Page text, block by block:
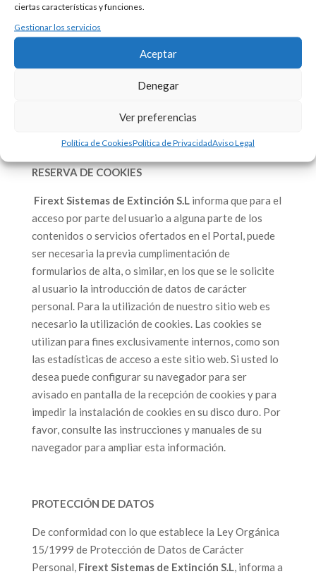
ciertas características y funciones.
Gestionar los servicios
Aceptar
Denegar
Ver preferencias
Política de CookiesPolítica de PrivacidadAviso Legal
en las condiciones de uso de la misma o en las
condiciones generales de contratación. Dichas
página web, de cualquier forma admisible en derecho y
serán de obligado cumplimiento durante el tiempo en
sean modificadas válidamente por otras posteriores.
RESERVA DE COOKIES
Firext Sistemas de Extinción S.Linforma que para el
acceso por parte del usuario a alguna parte de los
contenidos o servicios ofertados en el Portal, puede
ser necesaria la previa cumplimentación de
formularios de alta, o similar, en los que se le solicite
al usuario la introducción de datos de carácter
personal. Para la utilización de nuestro sitio web es
necesario la utilización de cookies. Las cookies se
utilizan para fines exclusivamente internos, como son
las estadísticas de acceso a este sitio web. Si usted lo
desea puede configurar su navegador para ser
avisado en pantalla de la recepción de cookies y para
impedir la instalación de cookies en su disco duro. Por
favor, consulte las instrucciones y manuales de su
navegador para ampliar esta información.
PROTECCIÓN DE DATOS
De conformidad con lo que establece la Ley Orgánica
15/1999 de Protección de Datos de Carácter
Personal, Firext Sistemas de Extinción S.L, informa a